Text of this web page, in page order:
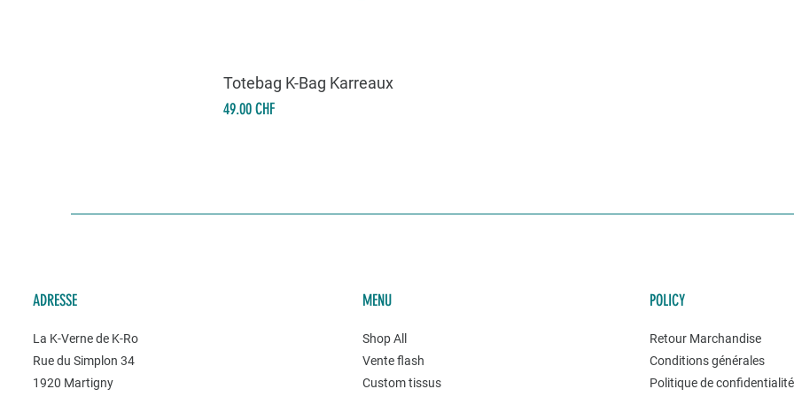
Totebag K-Bag Karreaux
Prix
49.00 CHF
ADRESSE
La K-Verne de K-Ro
Rue du Simplon 34
1920 Martigny
MENU
Shop All
Vente flash
Custom tissus
POLICY
Retour Marchandise
Conditions générales
Politique de